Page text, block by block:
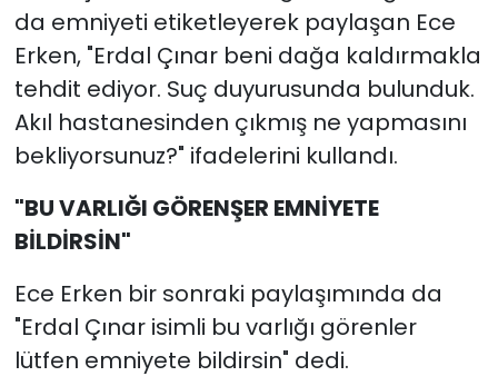
da emniyeti etiketleyerek paylaşan Ece
Erken, "Erdal Çınar beni dağa kaldırmakla
tehdit ediyor. Suç duyurusunda bulunduk.
Akıl hastanesinden çıkmış ne yapmasını
bekliyorsunuz?" ifadelerini kullandı.
"BU VARLIĞI GÖRENŞER EMNİYETE
BİLDİRSİN"
Ece Erken bir sonraki paylaşımında da
"Erdal Çınar isimli bu varlığı görenler
lütfen emniyete bildirsin" dedi.